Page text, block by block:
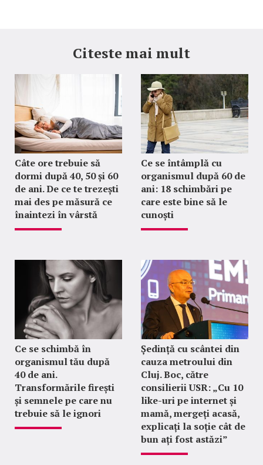
Citeste mai mult
Câte ore trebuie să
dormi după 40, 50 și 60
de ani. De ce te trezești
mai des pe măsură ce
înaintezi în vârstă
Ce se întâmplă cu
organismul după 60 de
ani: 18 schimbări pe
care este bine să le
cunoști
Ce se schimbă în
organismul tău după
40 de ani.
Transformările firești
și semnele pe care nu
trebuie să le ignori
Ședință cu scântei din
cauza metroului din
Cluj. Boc, către
consilierii USR: „Cu 10
like-uri pe internet și
mamă, mergeți acasă,
explicați la soție cât de
bun ați fost astăzi”